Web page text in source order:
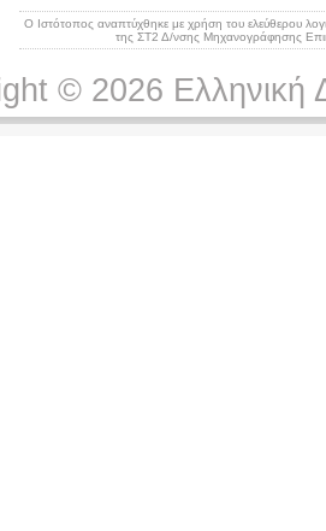
Ο Ιστότοπος αναπτύχθηκε με χρήση του ελεύθερου
της ΣΤ2 Δ/νσης Μηχανογράφησης
© 2026